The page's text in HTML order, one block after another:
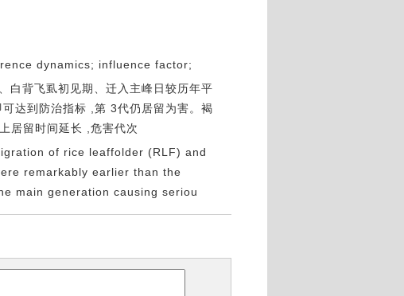
dynamics; influence factor;
白背飞虱初见期、迁入主峰日较历年平
达到防治指标 ,第 3代仍居留为害。褐
居留时间延长 ,危害代次
of rice leaffolder (RLF) and
remarkably earlier than the
main generation causing seriou